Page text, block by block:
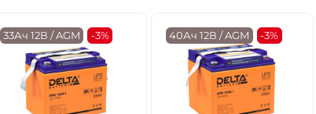
33Ач 12В / AGM -3% 40Ач 12В / AGM -3%